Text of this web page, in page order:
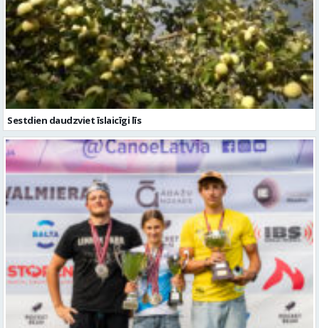
Sestdien daudzviet īslaicīgi līs